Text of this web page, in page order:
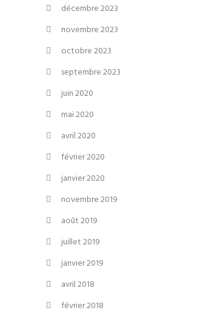
décembre 2023
novembre 2023
octobre 2023
septembre 2023
juin 2020
mai 2020
avril 2020
février 2020
janvier 2020
novembre 2019
août 2019
juillet 2019
janvier 2019
avril 2018
février 2018